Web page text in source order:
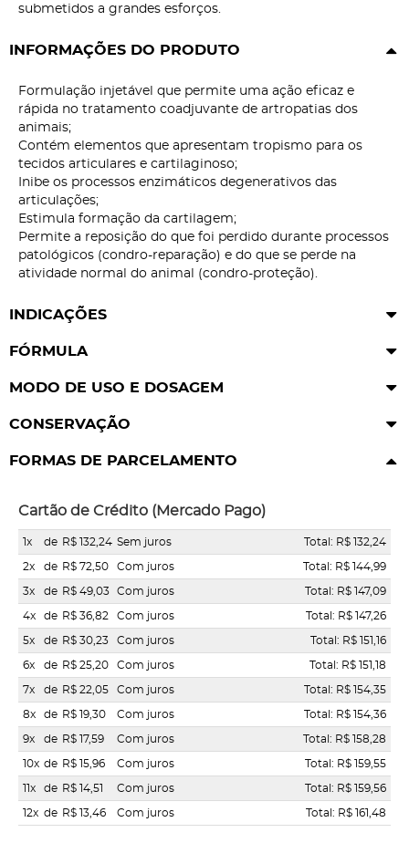
submetidos a grandes esforços.
INFORMAÇÕES DO PRODUTO
Formulação injetável que permite uma ação eficaz e
rápida no tratamento coadjuvante de artropatias dos
animais;
Contém elementos que apresentam tropismo para os
tecidos articulares e cartilaginoso;
Inibe os processos enzimáticos degenerativos das
articulações;
Estimula formação da cartilagem;
Permite a reposição do que foi perdido durante processos
patológicos (condro-reparação) e do que se perde na
atividade normal do animal (condro-proteção).
INDICAÇÕES
FÓRMULA
MODO DE USO E DOSAGEM
CONSERVAÇÃO
FORMAS DE PARCELAMENTO
Cartão de Crédito (Mercado Pago)
1x de R$ 132,24 Sem juros Total: R$ 132,24
2x de R$ 72,50 Com juros Total: R$ 144,99
3x de R$ 49,03 Com juros Total: R$ 147,09
4x de R$ 36,82 Com juros Total: R$ 147,26
5x de R$ 30,23 Com juros Total: R$ 151,16
6x de R$ 25,20 Com juros Total: R$ 151,18
7x de R$ 22,05 Com juros Total: R$ 154,35
8x de R$ 19,30 Com juros Total: R$ 154,36
9x de R$ 17,59 Com juros Total: R$ 158,28
10x de R$ 15,96 Com juros Total: R$ 159,55
11x de R$ 14,51 Com juros Total: R$ 159,56
12x de R$ 13,46 Com juros Total: R$ 161,48